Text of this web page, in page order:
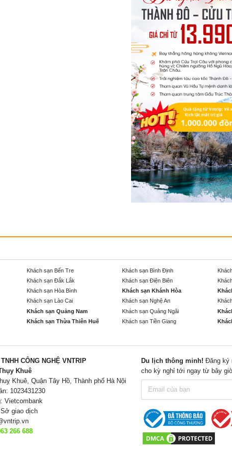
Khách sạn Bến Tre Khách sạn Bình Định
Khách sạn Đắk Lắk Khách sạn Điện Biên
Khách sạn Hòa Bình Khách sạn Khánh Hòa
Khách sạn Lào Cai Khách sạn Nghệ An
Khách sạn Quảng Nam Khách sạn Quảng Ngãi
Khách sạn Thừa Thiên Huế Khách sạn Tiền Giang
CÔNG NGHỆ VNTRIP
Khuê
Khuê, Quận Tây Hồ, Thành phố Hà Nội
1023431230
Vietcombank
giao dịch
266 688
Du lịch thông minh! Đăng ký
cho kỳ nghỉ tới ngay từ bây